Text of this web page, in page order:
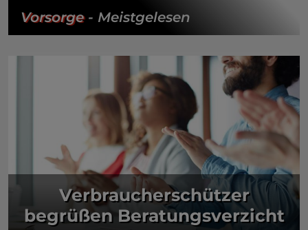
Vorsorge- Meistgelesen
Verbraucherschützer
begrüßen Beratungsverzicht